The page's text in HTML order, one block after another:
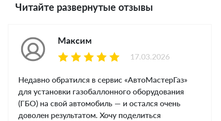
Читайте развернутые отзывы
Максим
Недавно обратился в сервис «АвтоМастерГаз»
для установки газобаллонного оборудования
(ГБО) на свой автомобиль — и остался очень
доволен результатом. Хочу поделиться
17.03.2026